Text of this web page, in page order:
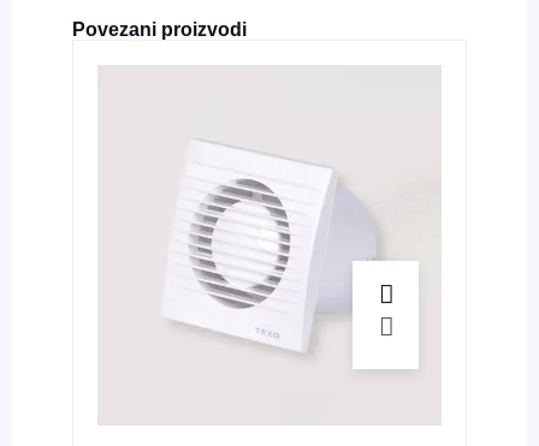
Povezani proizvodi